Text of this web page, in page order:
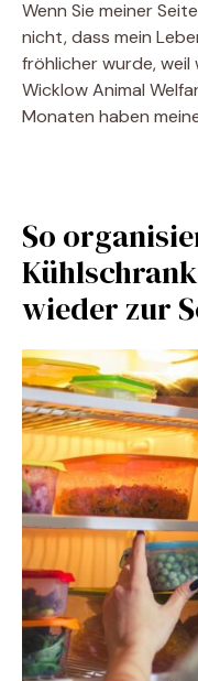
Wenn Sie meiner
nicht, dass mein
fröhlicher wurde, weil
Wicklow Animal
Monaten haben
So
wieder zur